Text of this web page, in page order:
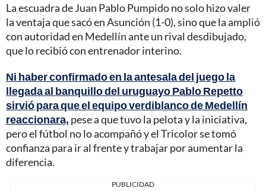
La escuadra de Juan Pablo Pumpido no solo hizo valer
la ventaja que sacó en Asunción (1-0), sino que la amplió
con autoridad en Medellín ante un rival desdibujado,
que lo recibió con entrenador interino.
Ni haber confirmado en la antesala del juego la
llegada al banquillo del uruguayo Pablo Repetto
sirvió para que el equipo verdiblanco de Medellín
reaccionara, pese a que tuvo la pelota y la iniciativa,
pero el fútbol no lo acompañó y el Tricolor se tomó
confianza para ir al frente y trabajar por aumentar la
diferencia.
PUBLICIDAD